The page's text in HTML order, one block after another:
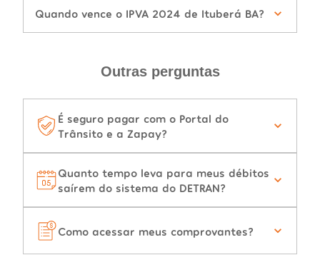
Quando vence o IPVA 2024 de Ituberá BA?
Outras perguntas
É seguro pagar com o Portal do
Trânsito e a Zapay?
Quanto tempo leva para meus débitos
saírem do sistema do DETRAN?
Como acessar meus comprovantes?